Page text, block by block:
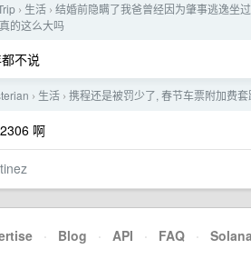
› 生活 › 结婚前隐瞒了我爸曾经因为肇事逃逸坐
的这么大吗
不说
› 生活 › 携程还是被罚少了, 春节车票附加费
啊
· Blog · API · FAQ · Solana